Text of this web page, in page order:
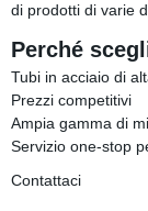
di prodotti di varie
Perché
Tubi in acciaio di
Prezzi competitivi
Ampia gamma di
Servizio one-stop
Contattaci